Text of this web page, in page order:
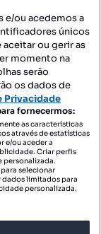
e/ou acedemos a
únicos
ou gerir as
momento na
serão
os dados de
Privacidade
fornecermos:
as características
através de estatísticas
e/ou aceder a
Criar perfis
personalizada.
selecionar
limitados para
personalizada.